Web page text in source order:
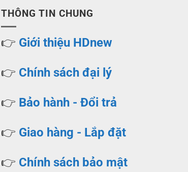
THÔNG TIN CHUNG
👉 Giới thiệu HDnew
👉 Chính sách đại lý
👉 Bảo hành - Đổi trả
👉 Giao hàng - Lắp đặt
👉 Chính sách bảo mật